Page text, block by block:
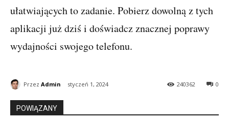
ułatwiających to zadanie. Pobierz dowolną z tych
aplikacji już dziś i doświadcz znacznej poprawy
wydajności swojego telefonu.
0
240362
Przez Admin styczeń 1, 2024
POWIĄZANY